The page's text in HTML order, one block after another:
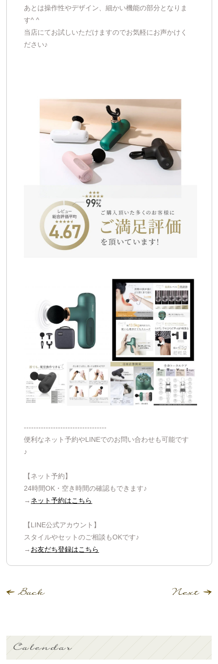
あとは操作性やデザイン、細かい機能の部分となりま
す^ ^
当店にてお試しいただけますのでお気軽にお声かけく
ださい♪
----------------------------------
便利なネット予約やLINEでのお問い合わせも可能です
♪
【ネット予約】
24時間OK・空き時間の確認もできます♪
→ ネット予約はこちら
【LINE公式アカウント】
スタイルやセットのご相談もOKです♪
→ お友だち登録はこちら